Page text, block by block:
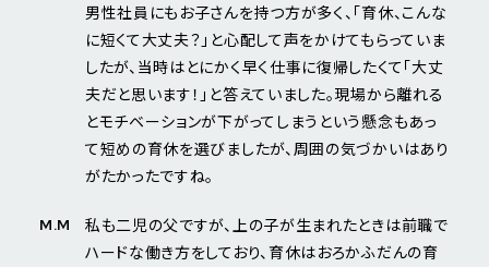
男性社員にもお子さんを持つ方が多く、「育休、こんな
に短くて大丈夫？」と心配して声をかけてもらっていま
したが、当時はとにかく早く仕事に復帰したくて「大丈
夫だと思います！」と答えていました。現場から離れる
とモチベーションが下がってしまうという懸念もあっ
て短めの育休を選びましたが、周囲の気づかいはあり
がたかったですね。
M.M
私も二児の父ですが、上の子が生まれたときは前職で
ハードな働き方をしており、育休はおろかふだんの育